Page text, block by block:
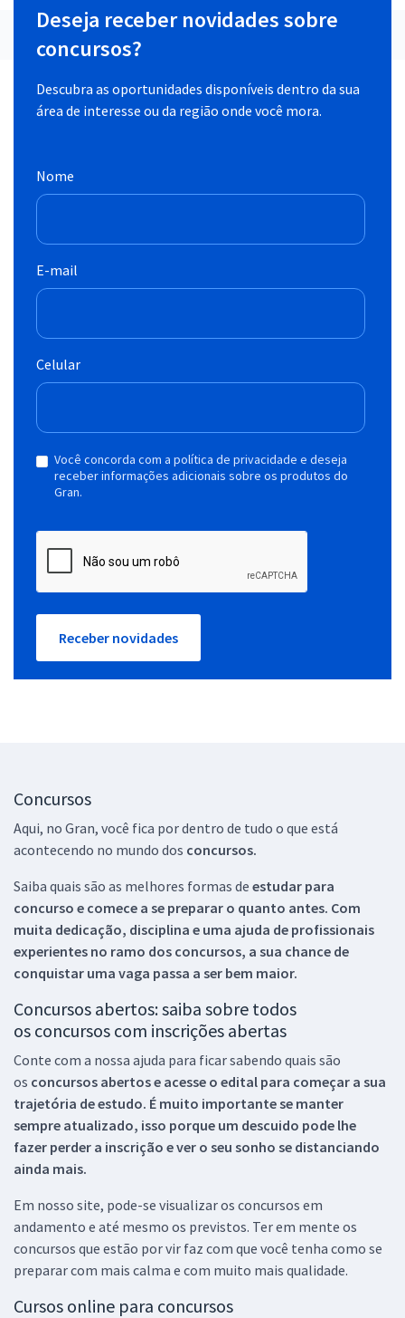
Deseja receber novidades sobre
concursos?
Descubra as oportunidades disponíveis dentro da sua
área de interesse ou da região onde você mora.
Nome
E-mail
Celular
Você concorda com a política de privacidade e deseja
receber informações adicionais sobre os produtos do
Gran.
Receber novidades
Concursos
Aqui, no Gran, você fica por dentro de tudo o que está
acontecendo no mundo dos concursos.
Saiba quais são as melhores formas de estudar para
concurso e comece a se preparar o quanto antes. Com
muita dedicação, disciplina e uma ajuda de profissionais
experientes no ramo dos concursos, a sua chance de
conquistar uma vaga passa a ser bem maior.
Concursos abertos: saiba sobre todos
os concursos com inscrições abertas
Conte com a nossa ajuda para ficar sabendo quais são
os concursos abertos e acesse o edital para começar a sua
trajetória de estudo. É muito importante se manter
sempre atualizado, isso porque um descuido pode lhe
fazer perder a inscrição e ver o seu sonho se distanciando
ainda mais.
Em nosso site, pode-se visualizar os concursos em
andamento e até mesmo os previstos. Ter em mente os
concursos que estão por vir faz com que você tenha como se
preparar com mais calma e com muito mais qualidade.
Cursos online para concursos